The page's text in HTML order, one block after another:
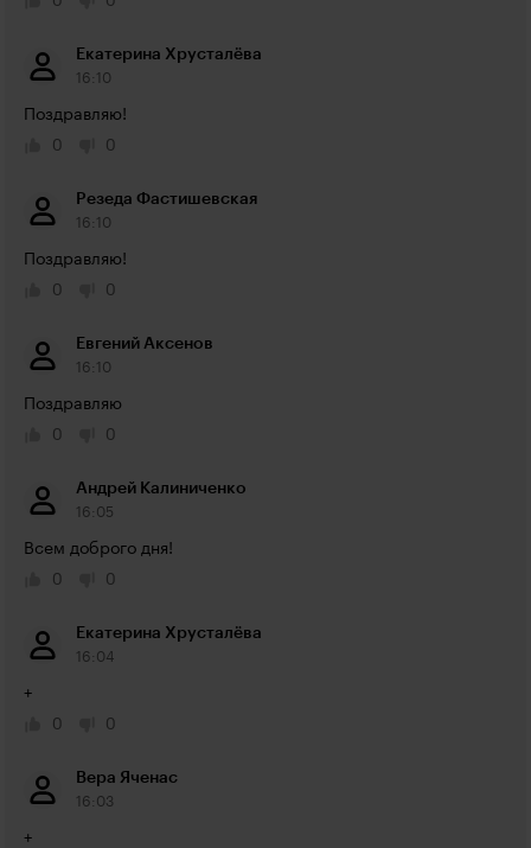
Екатерина Хрусталёва
16:10
Поздравляю!
0
0
Резеда Фастишевская
16:10
Поздравляю!
0
0
Евгений Аксенов
16:10
Поздравляю
0
0
Андрей Калиниченко
16:05
Всем доброго дня!
0
0
Екатерина Хрусталёва
16:04
+
0
0
Вера Яченас
16:03
+